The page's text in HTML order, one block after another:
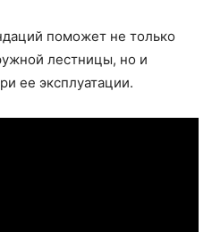
поможет не только
лестницы, но и
ее эксплуатации.